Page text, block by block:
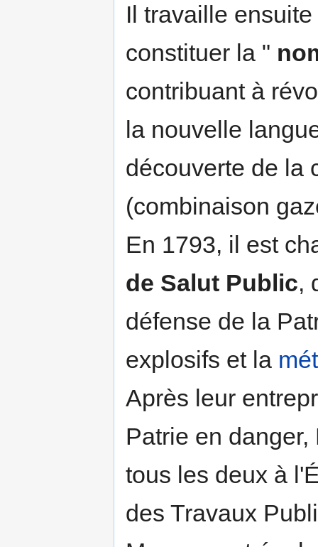
Il travaille
constituer la "
contribuant à
la nouvelle
découverte de la
(combinaison
En 1793, il est
de Salut Public,
défense de la
explosifs et la
Après leur
Patrie en
tous les deux à
des Travaux